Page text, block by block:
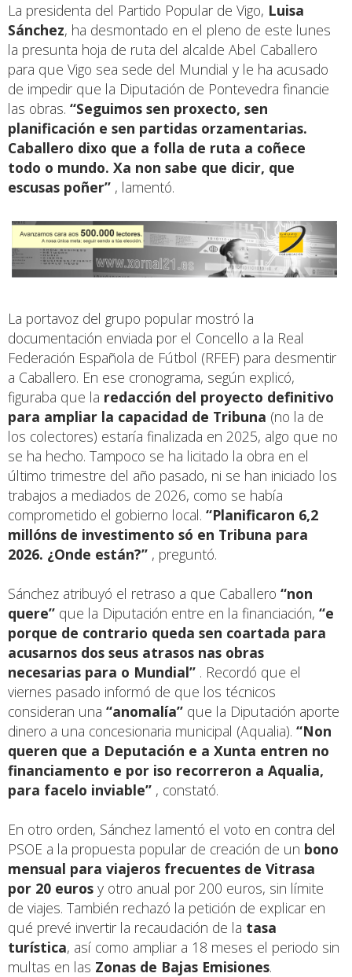
La presidenta del Partido Popular de Vigo, Luisa
Sánchez, ha desmontado en el pleno de este lunes
la presunta hoja de ruta del alcalde Abel Caballero
para que Vigo sea sede del Mundial y le ha acusado
de impedir que la Diputación de Pontevedra financie
las obras. “Seguimos sen proxecto, sen
planificación e sen partidas orzamentarias.
Caballero dixo que a folla de ruta a coñece
todo o mundo. Xa non sabe que dicir, que
escusas poñer” , lamentó.
La portavoz del grupo popular mostró la
documentación enviada por el Concello a la Real
Federación Española de Fútbol (RFEF) para desmentir
a Caballero. En ese cronograma, según explicó,
figuraba que la redacción del proyecto definitivo
para ampliar la capacidad de Tribuna (no la de
los colectores) estaría finalizada en 2025, algo que no
se ha hecho. Tampoco se ha licitado la obra en el
último trimestre del año pasado, ni se han iniciado los
trabajos a mediados de 2026, como se había
comprometido el gobierno local. “Planificaron 6,2
millóns de investimento só en Tribuna para
2026. ¿Onde están?” , preguntó.
Sánchez atribuyó el retraso a que Caballero “non
quere” que la Diputación entre en la financiación, “e
porque de contrario queda sen coartada para
acusarnos dos seus atrasos nas obras
necesarias para o Mundial” . Recordó que el
viernes pasado informó de que los técnicos
consideran una “anomalía” que la Diputación aporte
dinero a una concesionaria municipal (Aqualia). “Non
queren que a Deputación e a Xunta entren no
financiamento e por iso recorreron a Aqualia,
para facelo inviable” , constató.
En otro orden, Sánchez lamentó el voto en contra del
PSOE a la propuesta popular de creación de un bono
mensual para viajeros frecuentes de Vitrasa
por 20 euros y otro anual por 200 euros, sin límite
de viajes. También rechazó la petición de explicar en
qué prevé invertir la recaudación de la tasa
turística, así como ampliar a 18 meses el periodo sin
multas en las Zonas de Bajas Emisiones.